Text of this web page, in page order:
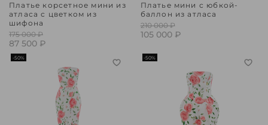
Платье корсетное мини из
атласа с цветком из
шифона
175 000 ₽
87 500 ₽
Платье мини с юбкой-
баллон из атласа
210 000 ₽
105 000 ₽
-50% -50%